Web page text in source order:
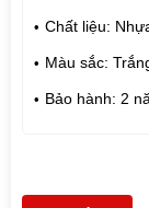
Chất liệu:
Màu sắc:
Bảo hành: 2